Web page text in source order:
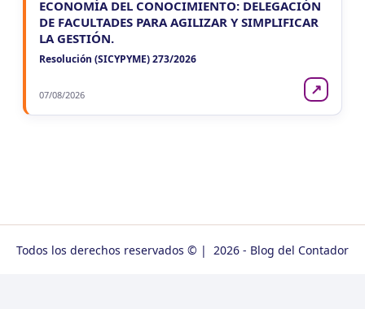
ECONOMÍA DEL CONOCIMIENTO: DELEGACIÓN
DE FACULTADES PARA AGILIZAR Y SIMPLIFICAR
LA GESTIÓN.
Resolución (SICYPYME) 273/2026
07/08/2026 ↗
Todos los derechos reservados © | 2026 - Blog del Contador